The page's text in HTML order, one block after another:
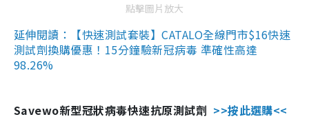
點擊圖片放大
延伸閱讀：【快速測試套裝】CATALO全線門市$16快速
測試劑換購優惠！15分鐘驗新冠病毒 準確性高達
98.26%
Savewo新型冠狀病毒快速抗原測試劑 >>按此選購<<